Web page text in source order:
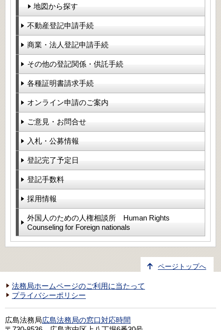
地図から探す
不動産登記申請手続
商業・法人登記申請手続
その他の登記関係・供託手続
各種証明書請求手続
オンライン申請のご案内
ご意見・お問合せ
入札・公募情報
登記完了予定日
登記手数料
採用情報
外国人のための人権相談所 Human Rights
Counseling for Foreign nationals
ページトップへ
法務局ホームページのご利用に当たって
プライバシーポリシー
広島法務局広島法務局の窓口対応時間